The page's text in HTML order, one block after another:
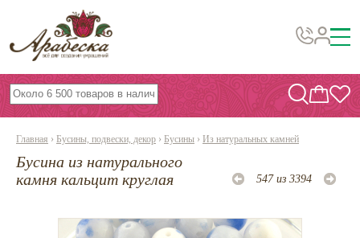
Бусины, подвески, декор
Бисер
Фурнитура
Главная › Бусины, подвески, декор › Бусины › Из натуральных камней
Бусина из натурального
камня кальцит круглая
547 из 3394